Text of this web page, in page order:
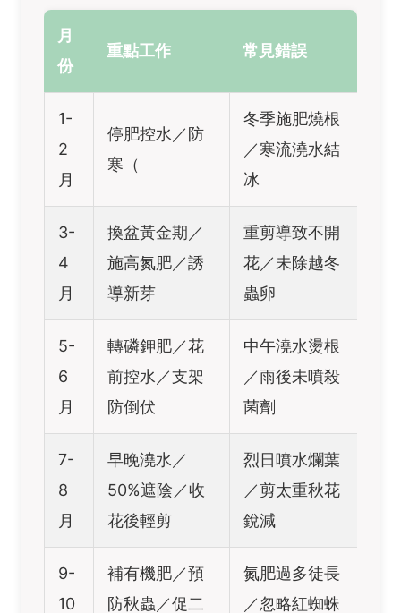
月
份
重點工作 常見錯誤
1-
2
月
停肥控水／防
寒（
冬季施肥燒根
／寒流澆水結
冰
3-
4
月
換盆黃金期／
施高氮肥／誘
導新芽
重剪導致不開
花／未除越冬
蟲卵
5-
6
月
轉磷鉀肥／花
前控水／支架
防倒伏
中午澆水燙根
／雨後未噴殺
菌劑
7-
8
月
早晚澆水／
50%遮陰／收
花後輕剪
烈日噴水爛葉
／剪太重秋花
銳減
9-
10
補有機肥／預
防秋蟲／促二
氮肥過多徒長
／忽略紅蜘蛛